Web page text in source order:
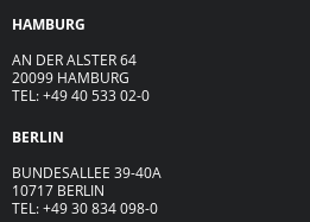
HAMBURG
AN DER ALSTER 64
20099 HAMBURG
TEL: +49 40 533 02-0
BERLIN
BUNDESALLEE 39-40A
10717 BERLIN
TEL: +49 30 834 098-0